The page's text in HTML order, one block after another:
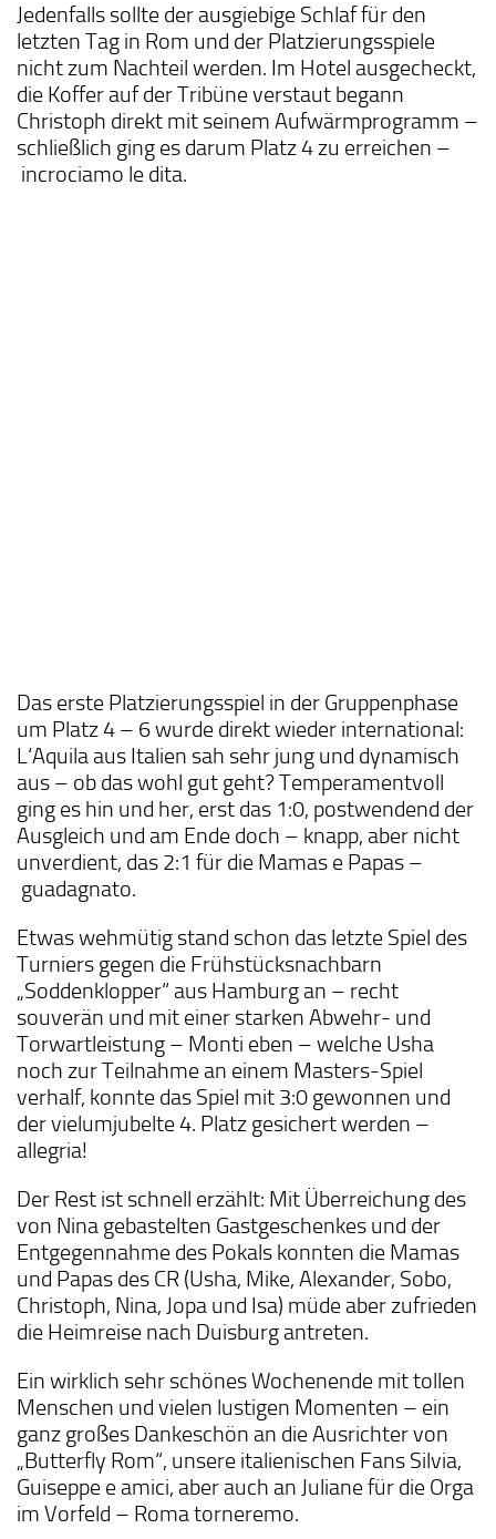
Jedenfalls sollte der ausgiebige Schlaf für den
letzten Tag in Rom und der Platzierungsspiele
nicht zum Nachteil werden. Im Hotel ausgecheckt,
die Koffer auf der Tribüne verstaut begann
Christoph direkt mit seinem Aufwärmprogramm –
schließlich ging es darum Platz 4 zu erreichen –
incrociamo le dita.
Das erste Platzierungsspiel in der Gruppenphase
um Platz 4 – 6 wurde direkt wieder international:
L‘Aquila aus Italien sah sehr jung und dynamisch
aus – ob das wohl gut geht? Temperamentvoll
ging es hin und her, erst das 1:0, postwendend der
Ausgleich und am Ende doch – knapp, aber nicht
unverdient, das 2:1 für die Mamas e Papas –
guadagnato.
Etwas wehmütig stand schon das letzte Spiel des
Turniers gegen die Frühstücksnachbarn
„Soddenklopper“ aus Hamburg an – recht
souverän und mit einer starken Abwehr- und
Torwartleistung – Monti eben – welche Usha
noch zur Teilnahme an einem Masters-Spiel
verhalf, konnte das Spiel mit 3:0 gewonnen und
der vielumjubelte 4. Platz gesichert werden –
allegria!
Der Rest ist schnell erzählt: Mit Überreichung des
von Nina gebastelten Gastgeschenkes und der
Entgegennahme des Pokals konnten die Mamas
und Papas des CR (Usha, Mike, Alexander, Sobo,
Christoph, Nina, Jopa und Isa) müde aber zufrieden
die Heimreise nach Duisburg antreten.
Ein wirklich sehr schönes Wochenende mit tollen
Menschen und vielen lustigen Momenten – ein
ganz großes Dankeschön an die Ausrichter von
„Butterfly Rom“, unsere italienischen Fans Silvia,
Guiseppe e amici, aber auch an Juliane für die Orga
im Vorfeld – Roma torneremo.